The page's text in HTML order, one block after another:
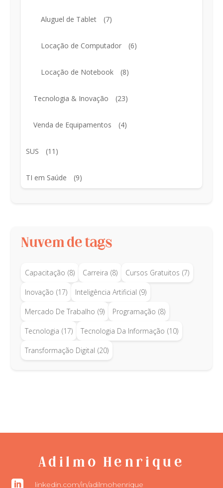
Aluguel de Tablet (7)
Locação de Computador (6)
Locação de Notebook (8)
Tecnologia & Inovação (23)
Venda de Equipamentos (4)
SUS (11)
TI em Saúde (9)
Nuvem de tags
Capacitação (8) Carreira (8) Cursos Gratuitos (7)
Inovação (17) Inteligência Artificial (9)
Mercado De Trabalho (9) Programação (8)
Tecnologia (17) Tecnologia Da Informação (10)
Transformação Digital (20)
Adilmo Henrique
 linkedin.com/in/adilmohenrique